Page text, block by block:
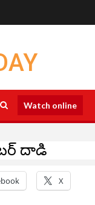
Watch online
దాడి
X